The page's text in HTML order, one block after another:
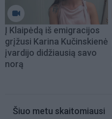
Į Klaipėdą iš emigracijos
grįžusi Karina Kučinskienė
įvardijo didžiausią savo
norą
Šiuo metu skaitomiausi